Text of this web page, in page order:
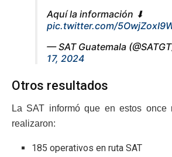
Aquí la información ⬇
pic.twitter.com/
— SAT Guatemala
17, 2024
Otros resultados
La SAT informó que en estos once
realizaron:
185 operativos en ruta SAT